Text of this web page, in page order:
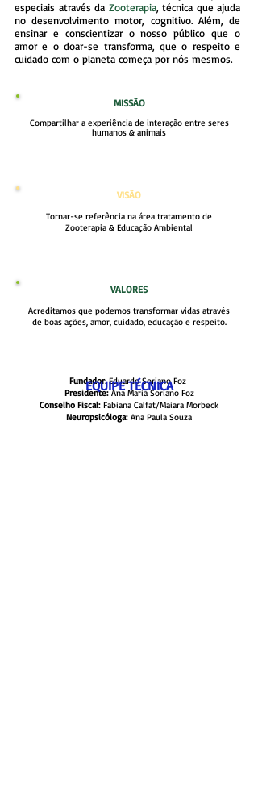
especiais através da Zooterapia, técnica que ajuda
no desenvolvimento motor, cognitivo. Além, de
ensinar e conscientizar o nosso público que o
amor e o doar-se transforma, que o respeito e
cuidado com o planeta começa por nós mesmos.
MISSÃO
Compartilhar a experiência de interação entre seres
humanos & animais
VISÃO
Tornar-se referência na área tratamento de
Zooterapia & Educação Ambiental
VALORES
Acreditamos que podemos transformar vidas através
de boas ações, amor, cuidado, educação e respeito.
Fundador: Eduardo Soriano Foz
Presidente:Ana Maria Soriano Foz
Conselho Fiscal:Fabiana Calfat/Maiara Morbeck
Neuropsicóloga:Ana Paula Souza
EQUIPE TÉCNICA